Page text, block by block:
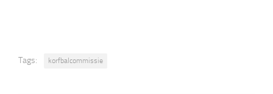
Tags: korfbalcommissie